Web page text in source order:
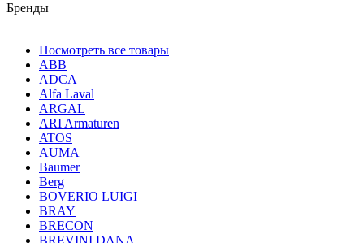
Бренды
Посмотреть все товары
ABB
ADCA
Alfa Laval
ARGAL
ARI Armaturen
ATOS
AUMA
Baumer
Berg
BOVERIO LUIGI
BRAY
BRECON
BREVINI DANA